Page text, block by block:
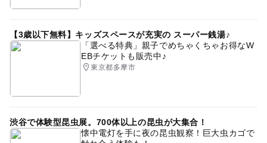
【3歳以下無料】キッズスペースが充実の スーパー銭湯♪
「選べる特典」親子でめちゃくちゃお得なW
EBチケットも販売中♪
東京都多摩市
渋谷で体験型昆虫展。700体以上の昆虫が大集合！
懐中電灯を手に夜の昆虫観察！巨大虫カゴで